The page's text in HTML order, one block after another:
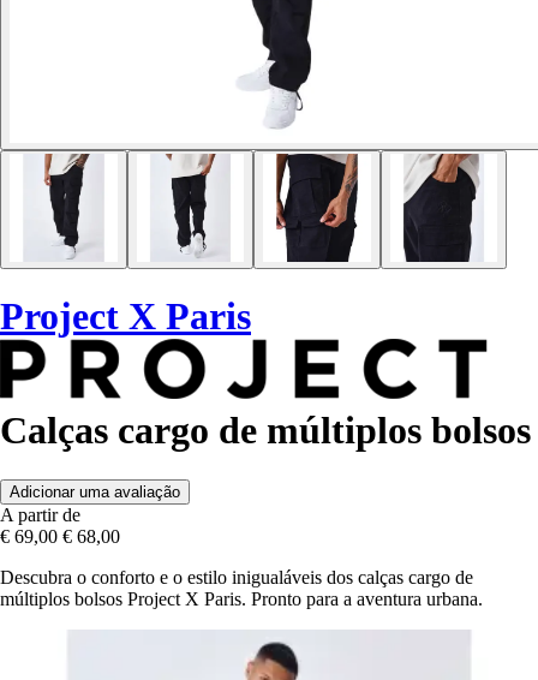
Project X Paris
Calças cargo de múltiplos bolsos
Adicionar uma avaliação
A partir de
€ 69,00 € 68,00
Descubra o conforto e o estilo inigualáveis dos calças cargo de
múltiplos bolsos Project X Paris. Pronto para a aventura urbana.